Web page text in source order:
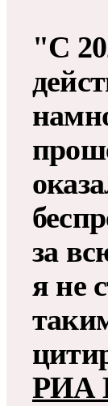
"С
за
я не
РИА